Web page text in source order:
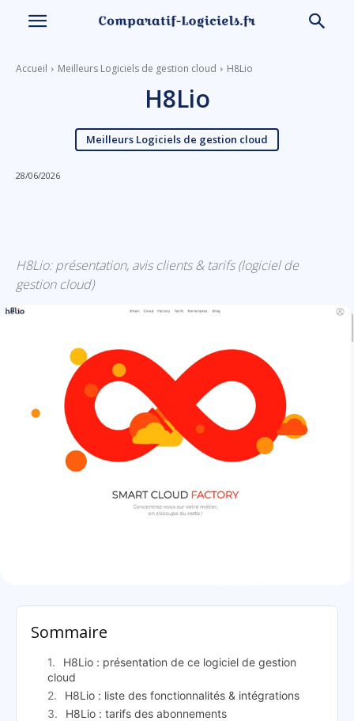
Accueil Meilleurs Logiciels de gestion cloud H8Lio
H8Lio
Meilleurs Logiciels de gestion cloud
28/06/2026
H8Lio: présentation, avis clients & tarifs (logiciel de
gestion cloud)
Sommaire
H8Lio : présentation de ce logiciel de gestion
cloud
H8Lio : liste des fonctionnalités & intégrations
H8Lio : tarifs des abonnements